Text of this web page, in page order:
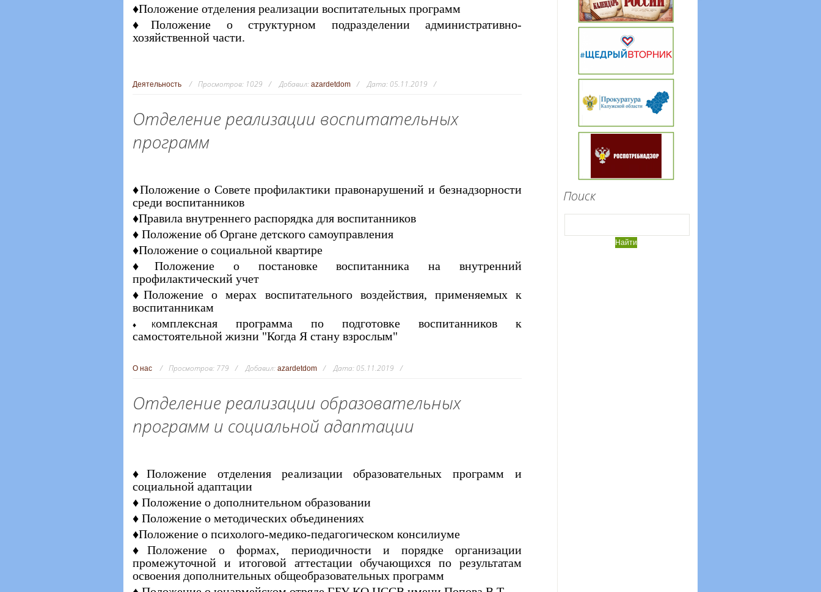
♦Положение отделения реализации воспитательных программ
♦Положение о структурном подразделении административно-
хозяйственной части.
Деятельность Просмотров: 1029 Добавил: azardetdom Дата: 05.11.2019
Отделение реализации воспитательных
программ
♦Положение о Совете профилактики правонарушений и безнадзорности
среди воспитанников
♦Правила внутреннего распорядка для воспитанников
♦ Положение об Органе детского самоуправления
♦Положение о социальной квартире
♦Положение о постановке воспитанника на внутренний
профилактический учет
♦Положение о мерах воспитательного воздействия, применяемых к
воспитанникам
♦Комплексная программа по подготовке воспитанников к
самостоятельной жизни "Когда Я стану взрослым"
О нас Просмотров: 779 Добавил: azardetdom Дата: 05.11.2019
Отделение реализации образовательных
программ и социальной адаптации
♦Положение отделения реализации образовательных программ и
социальной адаптации
♦ Положение о дополнительном образовании
♦ Положение о методических объединениях
♦Положение о психолого-медико-педагогическом консилиуме
♦Положение о формах, периодичности и порядке организации
промежуточной и итоговой аттестации обучающихся по результатам
освоения дополнительных общеобразовательных программ
Поиск